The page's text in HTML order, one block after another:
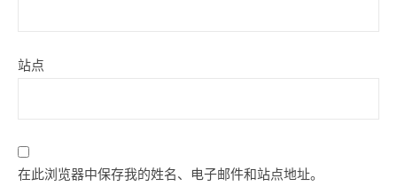
站点
在此浏览器中保存我的姓名、电子邮件和站点地址。